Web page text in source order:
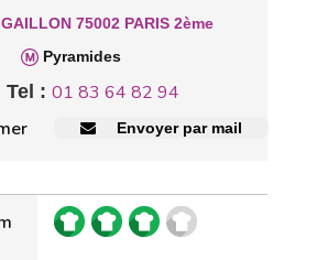
75002 PARIS 2ème
Pyramides
Tel : 01 83 64 82 94
Envoyer par mail